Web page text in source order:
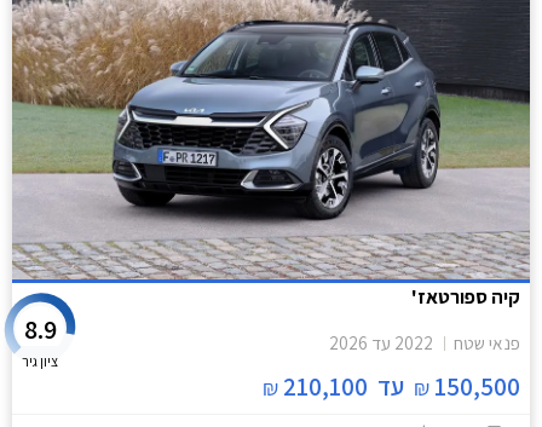
קיה ספורטאז'
פנאי שטח 2022 עד 2026
150,500
₪ עד 210,100
₪
8.9
ציון גיר